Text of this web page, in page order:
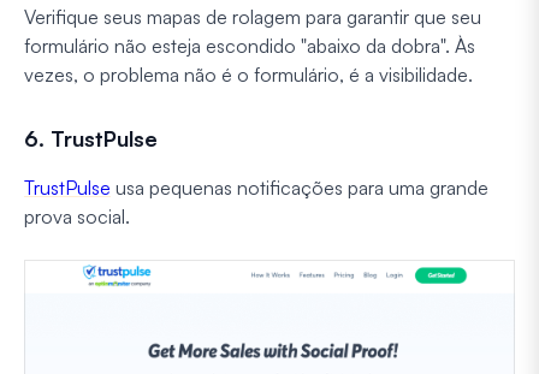
Verifique seus mapas de rolagem para garantir que seu
formulário não esteja escondido "abaixo da dobra". Às
vezes, o problema não é o formulário, é a visibilidade.
6. TrustPulse
TrustPulse usa pequenas notificações para uma grande
prova social.